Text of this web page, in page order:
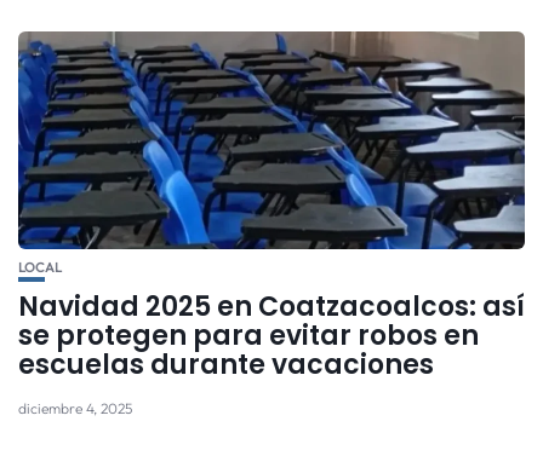
LOCAL
Navidad 2025 en Coatzacoalcos: así
se protegen para evitar robos en
escuelas durante vacaciones
diciembre 4, 2025